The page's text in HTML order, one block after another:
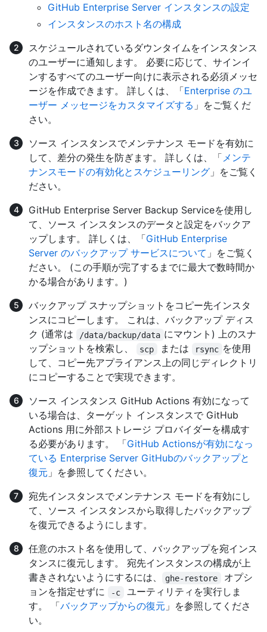
GitHub Enterprise Server インスタンスの設定
インスタンスのホスト名の構成
スケジュールされているダウンタイムをインスタンス
のユーザーに通知します。 必要に応じて、サインイ
ンするすべてのユーザー向けに表示される必須メッセ
ージを作成できます。 詳しくは、「Enterprise のユ
ーザー メッセージをカスタマイズする 」をご覧くだ
さい。
ソース インスタンスでメンテナンス モードを有効に
して、差分の発生を防ぎます。 詳しくは、「メンテ
ナンスモードの有効化とスケジューリング 」をご覧く
ださい。
GitHub Enterprise Server Backup Serviceを使用し
て、ソース インスタンスのデータと設定をバックア
ップします。 詳しくは、「GitHub Enterprise
Server のバックアップ サービスについて 」をご覧く
ださい。 (この手順が完了するまでに最大で数時間か
かる場合があります。)
バックアップ スナップショットをコピー先インスタ
ンスにコピーします。 これは、バックアップ ディス
ク (通常は
/data/backup/data にマウント) 上のスナ
ップショットを検索し、
scp または rsync を使用
して、コピー先アプライアンス上の同じディレクトリ
にコピーすることで実現できます。
ソース インスタンス GitHub Actions 有効になって
いる場合は、ターゲット インスタンスで GitHub
Actions 用に外部ストレージ プロバイダーを構成す
る必要があります。 「GitHub Actionsが有効になっ
ている Enterprise Server GitHubのバックアップと
復元 」を参照してください。
宛先インスタンスでメンテナンス モードを有効にし
て、ソース インスタンスから取得したバックアップ
を復元できるようにします。
任意のホスト名を使用して、バックアップを宛インス
タンスに復元します。 宛先インスタンスの構成が上
書きされないようにするには、
ghe-restore
オプシ
ョンを指定せずに
-c
ユーティリティを実行しま
す。 「バックアップからの復元 」を参照してくださ
い。